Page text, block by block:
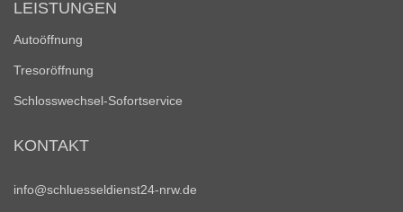
LEISTUNGEN
Autoöffnung
Tresoröffnung
Schlosswechsel-Sofortservice
KONTAKT
info@schluesseldienst24-nrw.de